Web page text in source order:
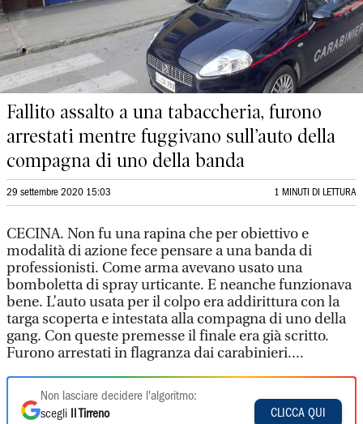
Fallito assalto a una tabaccheria, furono
arrestati mentre fuggivano sull’auto della
compagna di uno della banda
29 settembre 2020 15:03 1 MINUTI DI LETTURA
CECINA. Non fu una rapina che per obiettivo e
modalità di azione fece pensare a una banda di
professionisti. Come arma avevano usato una
bomboletta di spray urticante. E neanche funzionava
bene. L’auto usata per il colpo era addirittura con la
targa scoperta e intestata alla compagna di uno della
gang. Con queste premesse il finale era già scritto.
Furono arrestati in flagranza dai carabinieri....
Non lasciare decidere l'algoritmo:
scegli
Il Tirreno
CLICCA QUI